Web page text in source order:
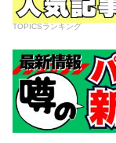
TOPICSランキング